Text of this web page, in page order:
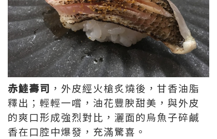
赤鯥壽司 ， 外皮經火槍炙燒後 ，甘香油脂
釋出；輕輕一嚐，油花豐腴甜美，與外皮
的爽口形成強烈對比，灑面的烏魚子碎鹹
香在口腔中爆發 ， 充滿驚喜。